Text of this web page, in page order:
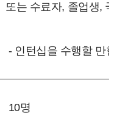
또는 수료자, 졸업생,
- 인턴십을 수행할 만
10명